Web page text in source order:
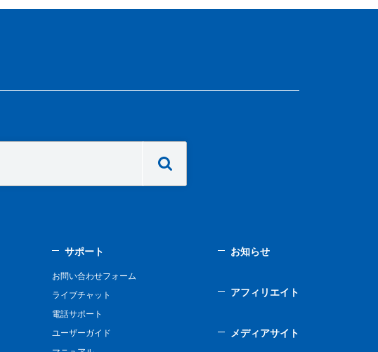
サポート
お問い合わせフォーム
ライブチャット
電話サポート
ユーザーガイド
お知らせ
アフィリエイト
メディアサイト